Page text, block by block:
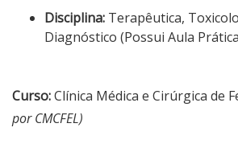
Disciplina: Terapêutica,
Diagnóstico (Possui Aula
Curso:Clínica Médica e Cirúrgica de
por CMCFEL)